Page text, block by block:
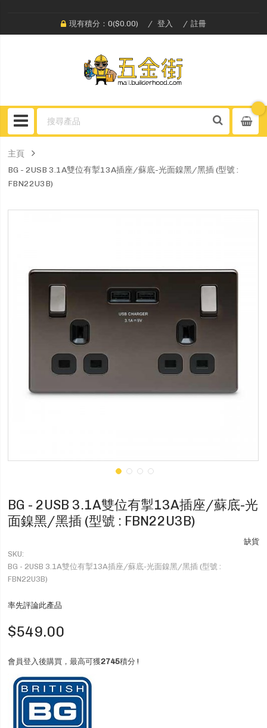
現有積分：0($0.00) 登入 註冊
主頁
BG - 2USB 3.1A雙位有掣13A插座/蘇底-光面鎳黑/黑插 (型號 :
FBN22U3B)
BG - 2USB 3.1A雙位有掣13A插座/蘇底-光
面鎳黑/黑插 (型號 : FBN22U3B)
缺貨
SKU
BG - 2USB 3.1A雙位有掣13A插座/蘇底-光面鎳黑/黑插 (型號 :
FBN22U3B)
率先評論此產品
$549.00
會員登入後購買，最高可獲2745積分 !